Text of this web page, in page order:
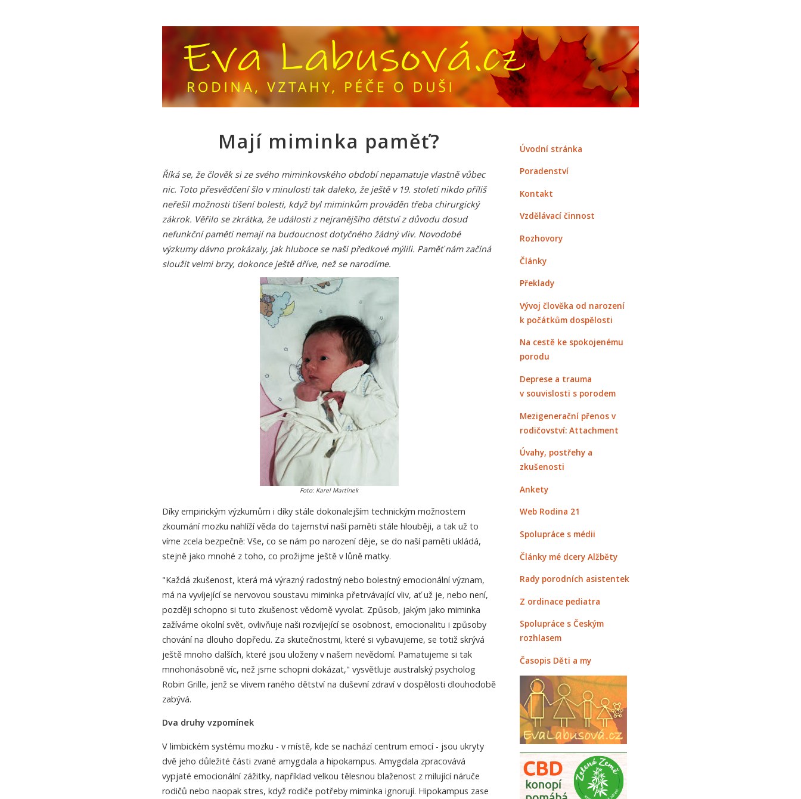
Mají miminka paměť?
Říká se, že člověk si ze svého miminkovského období nepamatuje vlastně vůbec
nic. Toto přesvědčení šlo v minulosti tak daleko, že ještě v 19. století nikdo příliš
neřešil možnosti tišení bolesti, když byl miminkům prováděn třeba chirurgický
zákrok. Věřilo se zkrátka, že události z nejranějšího dětství z důvodu dosud
nefunkční paměti nemají na budoucnost dotyčného žádný vliv. Novodobé
výzkumy dávno prokázaly, jak hluboce se naši předkové mýlili. Paměť nám začíná
sloužit velmi brzy, dokonce ještě dříve, než se narodíme.
Foto: Karel Martínek
Díky empirickým výzkumům i díky stále dokonalejším technickým možnostem
zkoumání mozku nahlíží věda do tajemství naší paměti stále hlouběji, a tak už to
víme zcela bezpečně: Vše, co se nám po narození děje, se do naší paměti ukládá,
stejně jako mnohé z toho, co prožijme ještě v lůně matky.
"Každá zkušenost, která má výrazný radostný nebo bolestný emocionální význam,
má na vyvíjející se nervovou soustavu miminka přetrvávající vliv, ať už je, nebo není,
později schopno si tuto zkušenost vědomě vyvolat. Způsob, jakým jako miminka
zažíváme okolní svět, ovlivňuje naši rozvíjející se osobnost, emocionalitu i způsoby
chování na dlouho dopředu. Za skutečnostmi, které si vybavujeme, se totiž skrývá
ještě mnoho dalších, které jsou uloženy v našem nevědomí. Pamatujeme si tak
mnohonásobně víc, než jsme schopni dokázat," vysvětluje australský psycholog
Robin Grille, jenž se vlivem raného dětství na duševní zdraví v dospělosti dlouhodobě
zabývá.
Dva druhy vzpomínek
V limbickém systému mozku - v místě, kde se nachází centrum emocí - jsou ukryty
dvě jeho důležité části zvané amygdala a hipokampus. Amygdala zpracovává
vypjaté emocionální zážitky, například velkou tělesnou blaženost z milující náruče
rodičů nebo naopak stres, když rodiče potřeby miminka ignorují. Hipokampus zase
Úvodní stránka
Poradenství
Kontakt
Vzdělávací činnost
Rozhovory
Články
Překlady
Vývoj člověka od narození
k počátkům dospělosti
Na cestě ke spokojenému
porodu
Deprese a trauma
v souvislosti s porodem
Mezigenerační přenos v
rodičovství: Attachment
Úvahy, postřehy a
zkušenosti
Ankety
Web Rodina 21
Spolupráce s médii
Články mé dcery Alžběty
Rady porodních asistentek
Z ordinace pediatra
Spolupráce s Českým
rozhlasem
Časopis Děti a my